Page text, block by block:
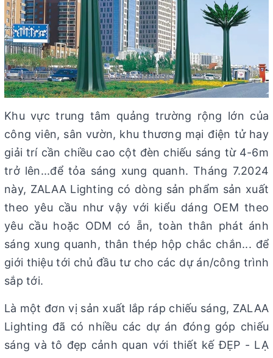
Khu vực trung tâm quảng trường rộng lớn của
công viên, sân vườn, khu thương mại điện tử hay
giải trí cần chiều cao cột đèn chiếu sáng từ 4-6m
trở lên...để tỏa sáng xung quanh. Tháng 7.2024
này, ZALAA Lighting có dòng sản phẩm sản xuất
theo yêu cầu như vậy với kiểu dáng OEM theo
yêu cầu hoặc ODM có ẵn, toàn thân phát ánh
sáng xung quanh, thân thép hộp chắc chắn... để
giới thiệu tới chủ đầu tư cho các dự án/công trình
sắp tới.
Là một đơn vị sản xuất lắp ráp chiếu sáng, ZALAA
Lighting đã có nhiều các dự án đóng góp chiếu
sáng và tô đẹp cảnh quan với thiết kế ĐẸP - LẠ